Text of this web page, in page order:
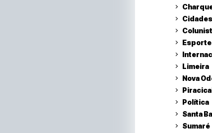
Cidades
Limeira
Nova
Política
Santa
Sumaré